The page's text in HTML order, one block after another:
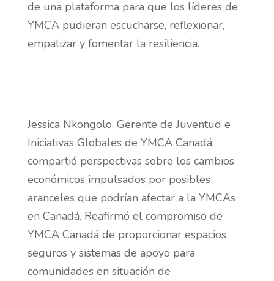
de una plataforma para que los líderes de
YMCA pudieran escucharse, reflexionar,
empatizar y fomentar la resiliencia.
Jessica Nkongolo, Gerente de Juventud e
Iniciativas Globales de YMCA Canadá,
compartió perspectivas sobre los cambios
económicos impulsados por posibles
aranceles que podrían afectar a la YMCAs
en Canadá. Reafirmó el compromiso de
YMCA Canadá de proporcionar espacios
seguros y sistemas de apoyo para
comunidades en situación de